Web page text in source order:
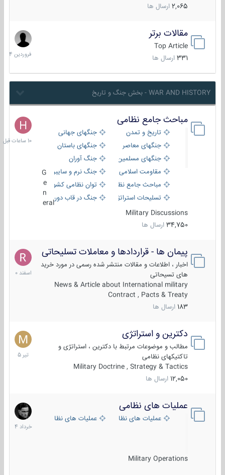
2,065 ارسال ها
مقالات برتر
Top Article
331 ارسال ها
29
فروردین
1404
WAR AND HISTORY - بخش جنگ و تاریخ
مباحث جامع نظامی
تاریخ و تمدن
جنگهای جهانی
جنگهای معاصر
جنگهای باستان
جنگهای مسلمین
جنگ آوران
مقاومت اسلامی
جنگ نرم و سایبری
مباحث جامع نظامی
توان نظامی کشورها
تسلیحات استراتژیک
جنگ در قاب دوربین
eral
Military Discussions
34,750 ارسال ها
10
ساعات
قبل
پیمان ها - قراردادها و معاملات تسلیحاتی
اخبار ، اطلاعات و مقالات منتشر شده رسمی در مورد خرید
های تسیحاتی
News & Article about International military
Contract , Pacts & Treaty
183 ارسال ها
7
اسفند
1400
دکترین و استراتژی
مطالب و موضوعات مرتبط با دکترین ، استراتژی و
تاکتیکهای نظامی
Military Doctrine , Strategy & Tactics
12,050 ارسال ها
27
تیر
1405
عملیات های نظامی
عملیات های نظامی ایرانعملیات های نظامی خارجی
Military Operations
5
خرداد
1404